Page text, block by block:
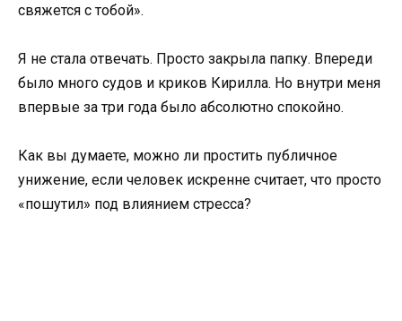
свяжется с тобой».
Я не стала отвечать. Просто закрыла папку. Впереди
было много судов и криков Кирилла. Но внутри меня
впервые за три года было абсолютно спокойно.
Как вы думаете, можно ли простить публичное
унижение, если человек искренне считает, что просто
«пошутил» под влиянием стресса?